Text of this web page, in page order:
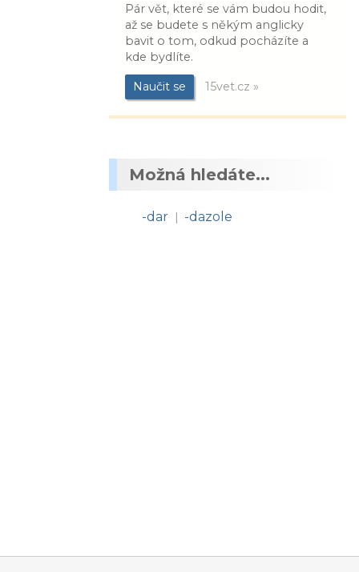
Pár vět, které se vám budou hodit,
až se budete s někým anglicky
bavit o tom, odkud pocházíte a
kde bydlíte.
Naučit se 15vet.cz »
Možná hledáte...
-dar | -dazole